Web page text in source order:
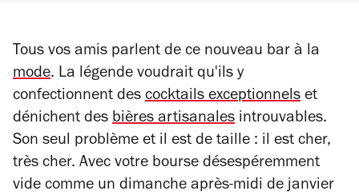
Tous vos amis parlent de ce nouveau bar à la
mode. La légende voudrait qu'ils y
confectionnent des cocktails exceptionnels et
dénichent des bières artisanales introuvables.
Son seul problème et il est de taille : il est cher,
très cher. Avec votre bourse désespéremment
vide comme un dimanche après-midi de janvier